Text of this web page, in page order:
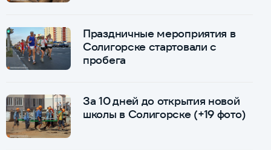
Праздничные мероприятия в
Солигорске стартовали с
пробега
За 10 дней до открытия новой
школы в Солигорске (+19 фото)